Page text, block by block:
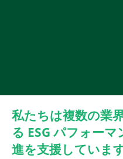
私たちは複数の業
る ESG パフォー
進を支援していま